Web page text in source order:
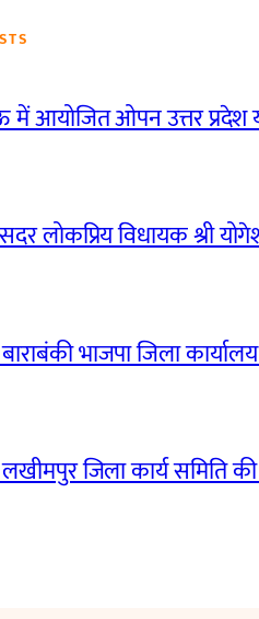
ओपन उत्तर प्रदेश
लोकप्रिय विधायक श्री
भाजपा जिला
जिला कार्य समिति